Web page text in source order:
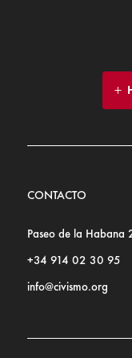
CONTACTO
Paseo de la
+34 914 02 30 95
info@civismo.org